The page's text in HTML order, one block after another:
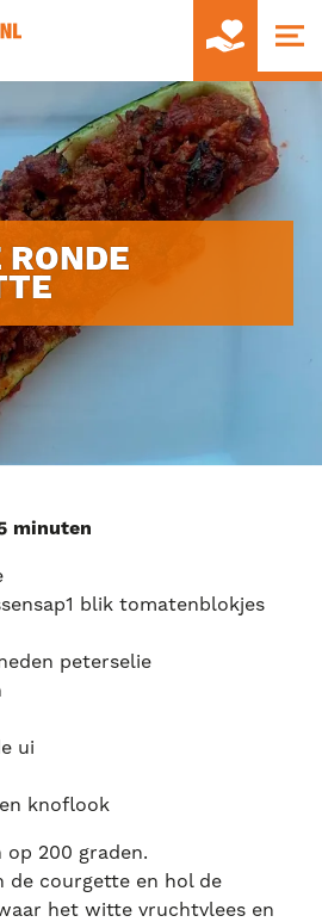
RONDE
minuten
blik tomatenblokjes
peterselie
ui
knoflook
op 200 graden.
de courgette en hol de
het witte vruchtvlees en